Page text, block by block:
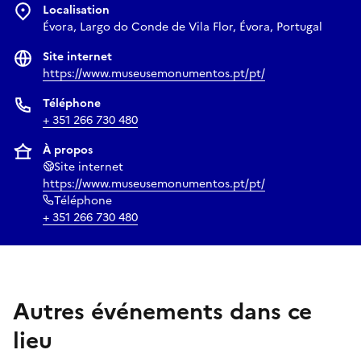
Localisation
Évora, Largo do Conde de Vila Flor, Évora, Portugal
Site internet
https://www.museusemonumentos.pt/pt/
Téléphone
+ 351 266 730 480
À propos
Site internet
https://www.museusemonumentos.pt/pt/
Téléphone
+ 351 266 730 480
Autres événements dans ce
lieu